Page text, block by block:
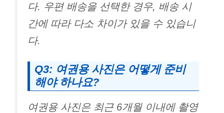
다. 우편 배송을 선택한 경우, 배송 시
간에 따라 다소 차이가 있을 수 있습니
다.
Q3: 여권용 사진은 어떻게 준비
해야 하나요?
여권용 사진은 최근 6개월 이내에 촬영